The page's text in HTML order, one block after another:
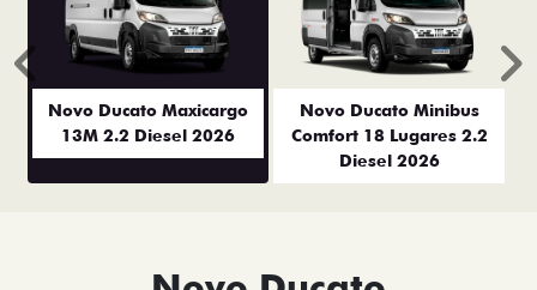
Novo Ducato Maxicargo
13M 2.2 Diesel 2026
Novo Ducato Minibus
Comfort 18 Lugares 2.2
Diesel 2026
Anterior